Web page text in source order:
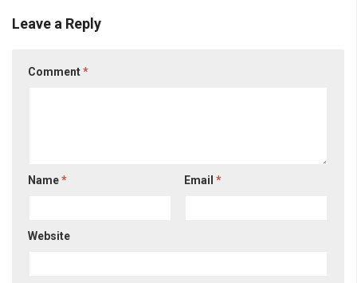
Leave a Reply
Comment*
Name* Email*
Website